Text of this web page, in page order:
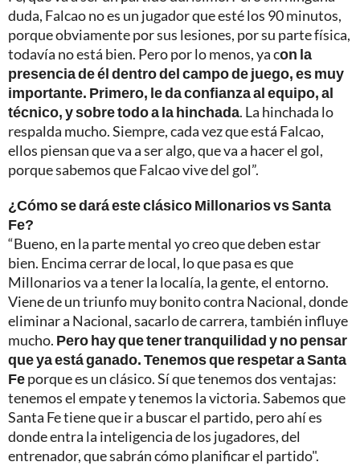
duda, Falcao no es un jugador que esté los 90 minutos,
porque obviamente por sus lesiones, por su parte física,
todavía no está bien. Pero por lo menos, ya con la
presencia de él dentro del campo de juego, es muy
importante. Primero, le da confianza al equipo, al
técnico, y sobre todo a la hinchada. La hinchada lo
respalda mucho. Siempre, cada vez que está Falcao,
ellos piensan que va a ser algo, que va a hacer el gol,
porque sabemos que Falcao vive del gol”.
¿Cómo se dará este clásico Millonarios vs Santa
Fe?
“Bueno, en la parte mental yo creo que deben estar
bien. Encima cerrar de local, lo que pasa es que
Millonarios va a tener la localía, la gente, el entorno.
Viene de un triunfo muy bonito contra Nacional, donde
eliminar a Nacional, sacarlo de carrera, también influye
mucho. Pero hay que tener tranquilidad y no pensar
que ya está ganado. Tenemos que respetar a Santa
Feporque es un clásico. Sí que tenemos dos ventajas:
tenemos el empate y tenemos la victoria. Sabemos que
Santa Fe tiene que ir a buscar el partido, pero ahí es
donde entra la inteligencia de los jugadores, del
entrenador, que sabrán cómo planificar el partido".